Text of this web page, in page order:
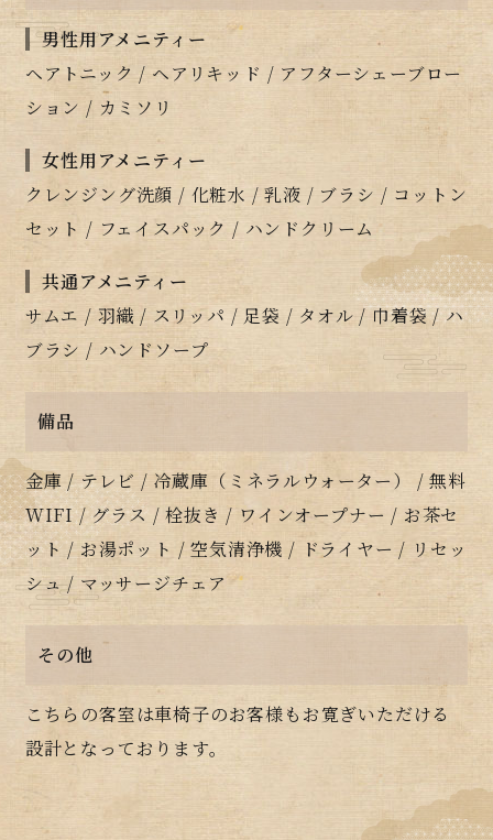
男性用アメニティー
ヘアトニック / ヘアリキッド / アフターシェーブロー
ション / カミソリ
女性用アメニティー
クレンジング洗顔 / 化粧水 / 乳液 / ブラシ / コットン
セット / フェイスパック / ハンドクリーム
共通アメニティー
サムエ / 羽織 / スリッパ / 足袋 / タオル / 巾着袋 / ハ
ブラシ / ハンドソープ
備品
金庫 / テレビ / 冷蔵庫（ミネラルウォーター） / 無料
WIFI / グラス / 栓抜き / ワインオープナー / お茶セ
ット / お湯ポット / 空気清浄機 / ドライヤー / リセッ
シュ / マッサージチェア
その他
こちらの客室は車椅子のお客様もお寛ぎいただける
設計となっております。